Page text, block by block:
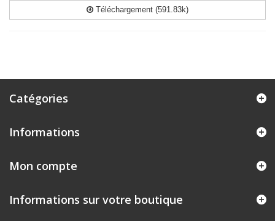
Téléchargement (591.83k)
Catégories
Informations
Mon compte
Informations sur votre boutique